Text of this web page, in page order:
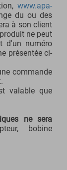
www.apa-
du ou des
à son client
ne peut
d'un numéro
présentée ci-
commande
valable que
ne sera
bobine